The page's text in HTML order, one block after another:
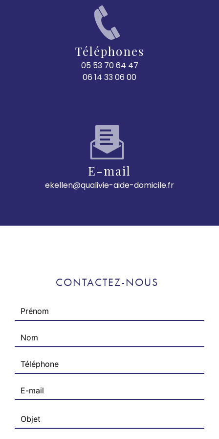
Téléphones
05 53 70 64 47
06 14 33 06 00
E-mail
ekellen@qualivie-aide-domicile.fr
CONTACTEZ-NOUS